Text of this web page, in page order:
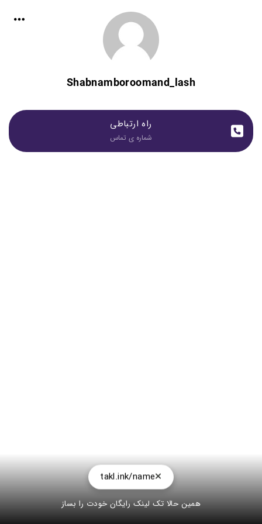
Shabnamboroomand_lash
راه ارتباطی
شماره ی تماس
takl.ink/name
همین حالا تک لینک رایگان خودت را بساز